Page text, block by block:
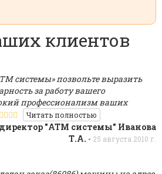
клиентов
системы» позвольте выразить
за работу вашего
профессионализм ваших
Читать полностью
"АТМ системы" Иванова
Т.А. - 25 августа 2010 г.